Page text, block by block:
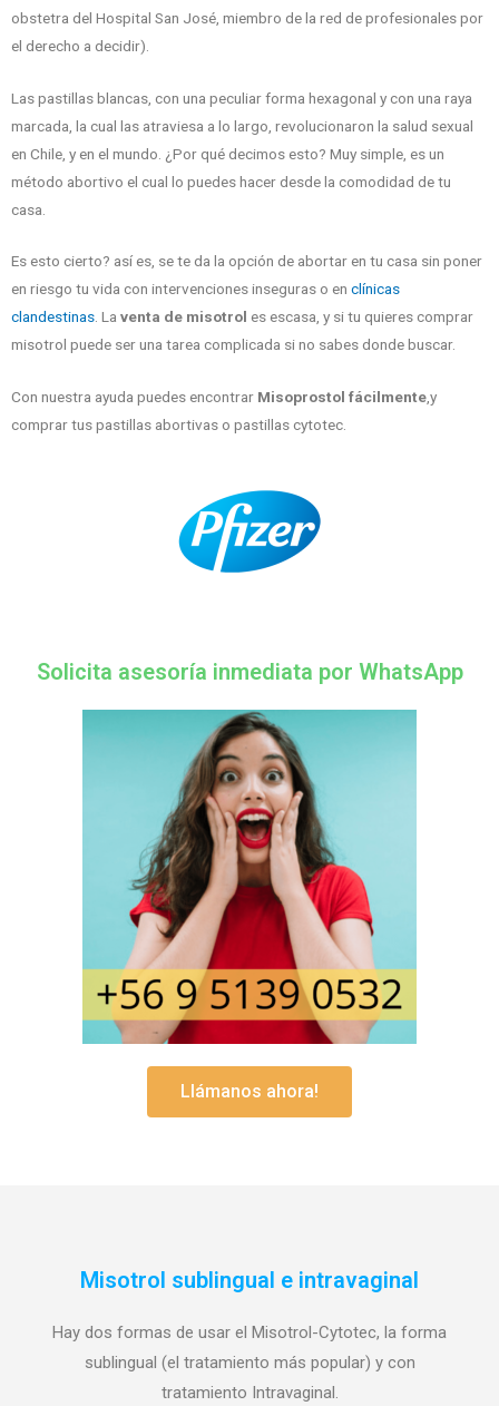
obstetra del Hospital San José, miembro de la red de profesionales por
el derecho a decidir).
Las pastillas blancas, con una peculiar forma hexagonal y con una raya
marcada, la cual las atraviesa a lo largo, revolucionaron la salud sexual
en Chile, y en el mundo. ¿Por qué decimos esto? Muy simple, es un
método abortivo el cual lo puedes hacer desde la comodidad de tu
casa.
Es esto cierto? así es, se te da la opción de abortar en tu casa sin poner
en riesgo tu vida con intervenciones inseguras o en clínicas
clandestinas. La venta de misotrol es escasa, y si tu quieres comprar
misotrol puede ser una tarea complicada si no sabes donde buscar.
Con nuestra ayuda puedes encontrar Misoprostol fácilmente,y
comprar tus pastillas abortivas o pastillas cytotec.
Solicita asesoría inmediata por WhatsApp
Llámanos ahora!
Misotrol sublingual e intravaginal
Hay dos formas de usar el Misotrol-Cytotec, la forma
sublingual (el tratamiento más popular) y con
tratamiento Intravaginal.